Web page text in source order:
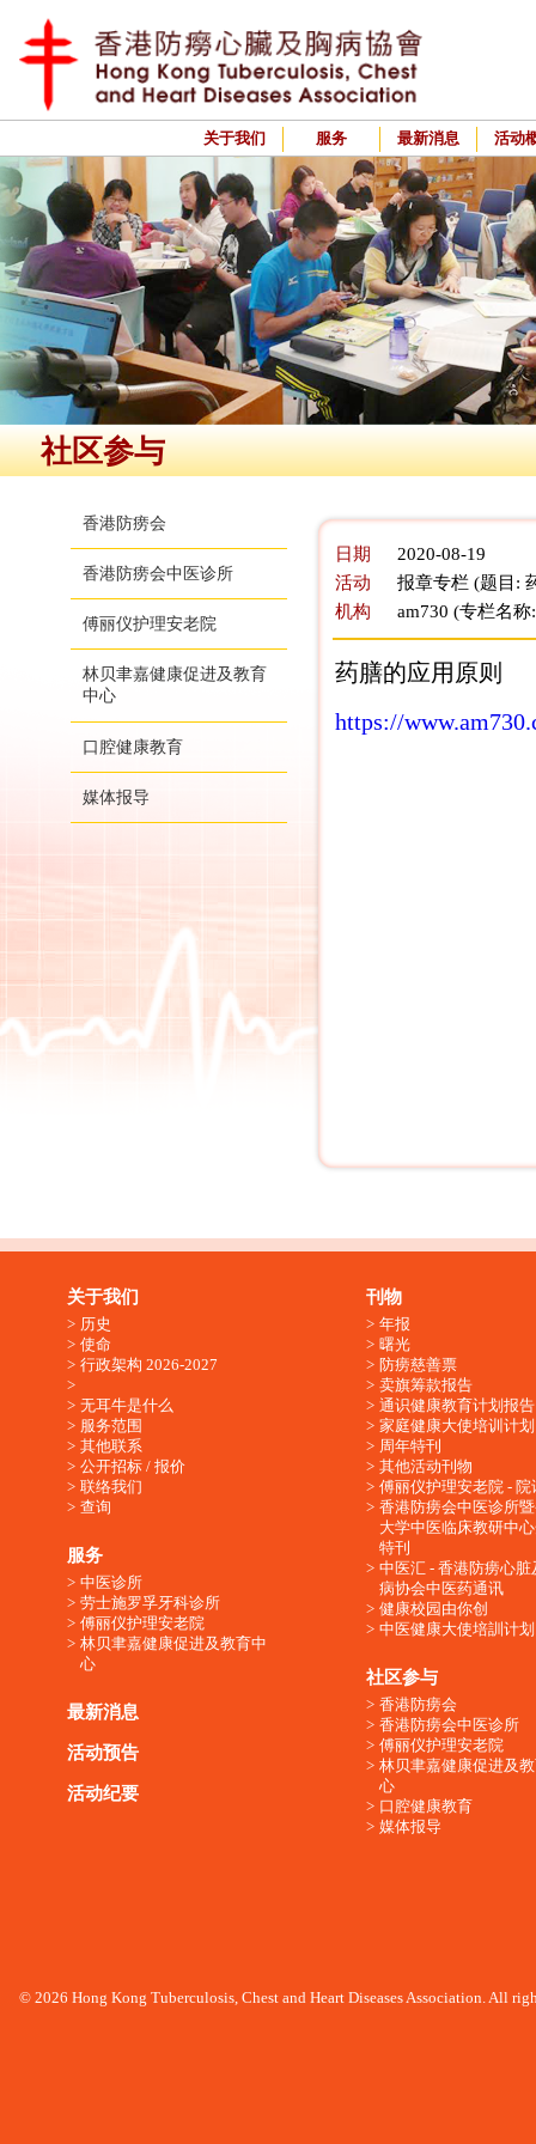
关于我们 服务 最新消息 活动
社区参与
香港防痨会
香港防痨会中医诊所
傅丽仪护理安老院
林贝聿嘉健康促进及教育
中心
口腔健康教育
媒体报导
日期
2020-08-19
活动
报章专栏 (题目:
机构
am730 (专栏名称
药膳的应用原则
https://
关于我们
历史
使命
行政架构 2026-2027
无耳牛是什么
服务范围
其他联系
公开招标 / 报价
联络我们
查询
服务
中医诊所
劳士施罗孚牙科诊所
傅丽仪护理安老院
林贝聿嘉健康促进及教育中
心
最新消息
活动预告
活动纪要
刊物
年报
曙光
防痨慈善票
卖旗筹款报告
通识健康教育计划报告
家庭健康大使培训计划
周年特刊
其他活动刊物
傅丽仪护理安老院 - 院
香港防痨会中医诊所
大学中医临床教研中
特刊
中医汇 - 香港防痨心脏
病协会中医药通讯
健康校园由你创
中医健康大使培訓计划
社区参与
香港防痨会
香港防痨会中医诊所
傅丽仪护理安老院
林贝聿嘉健康促进及
心
口腔健康教育
媒体报导
© 2026 Hong Kong Tuberculosis, Chest and Heart Diseases Association. All